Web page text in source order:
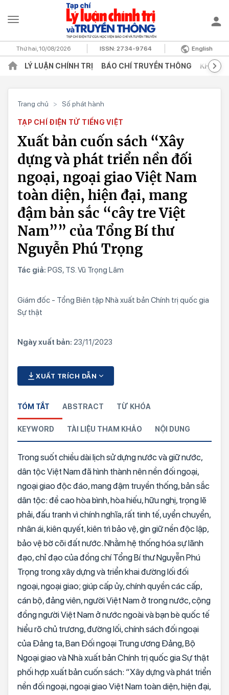
Thứ hai, 10/08/2026 ISSN:2734-9764 English
LÝ LUẬN CHÍNH TRỊ BÁO CHÍ TRUYỀN THÔNG KHOA
Trang chủ > Số phát hành
TẠP CHÍ ĐIỆN TỬ TIẾNG VIỆT
Xuất bản cuốn sách “Xây
dựng và phát triển nền đối
ngoại, ngoại giao Việt Nam
toàn diện, hiện đại, mang
đậm bản sắc “cây tre Việt
Nam”” của Tổng Bí thư
Nguyễn Phú Trọng
Tác giả: PGS, TS. Vũ Trọng Lâm
Giám đốc - Tổng Biên tập Nhà xuất bản Chính trị quốc gia
Sự thật
Ngày xuất bản: 23/11/2023
XUẤT TRÍCH DẪN
TÓM TẮT ABSTRACT TỪ KHÓA
KEYWORD TÀI LIỆU THAM KHẢO NỘI DUNG
Trong suốt chiều dài lịch sử dựng nước và giữ nước,
dân tộc Việt Nam đã hình thành nên nền đối ngoại,
ngoại giao độc đáo, mang đậm truyền thống, bản sắc
dân tộc: đề cao hòa bình, hòa hiếu, hữu nghị, trọng lẽ
phải, đấu tranh vì chính nghĩa, rất tinh tế, uyển chuyển,
nhân ái, kiên quyết, kiên trì bảo vệ, gìn giữ nền độc lập,
bảo vệ bờ cõi đất nước. Nhằm hệ thống hóa sự lãnh
đạo, chỉ đạo của đồng chí Tổng Bí thư Nguyễn Phú
Trọng trong xây dựng và triển khai đường lối đối
ngoại, ngoại giao; giúp cấp ủy, chính quyền các cấp,
cán bộ, đảng viên, người Việt Nam ở trong nước, cộng
đồng người Việt Nam ở nước ngoài và bạn bè quốc tế
hiểu rõ chủ trương, đường lối, chính sách đối ngoại
của Đảng ta, Ban Đối ngoại Trung ương Đảng, Bộ
Ngoại giao và Nhà xuất bản Chính trị quốc gia Sự thật
phối hợp xuất bản cuốn sách: “Xây dựng và phát triển
nền đối ngoại, ngoại giao Việt Nam toàn diện, hiện đại,